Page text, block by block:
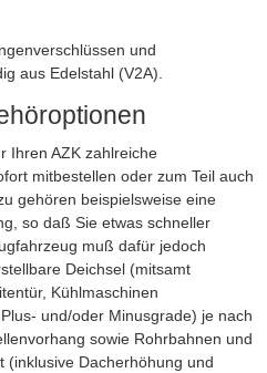
und
aus Edelstahl (V2A).
Ihren AZK zahlreiche
mitbestellen oder zum Teil auch
gehören beispielsweise eine
so daß Sie etwas schneller
muß dafür jedoch
Deichsel (mitsamt
Kühlmaschinen
und/oder Minusgrade) je nach
sowie Rohrbahnen und
(inklusive Dacherhöhung und